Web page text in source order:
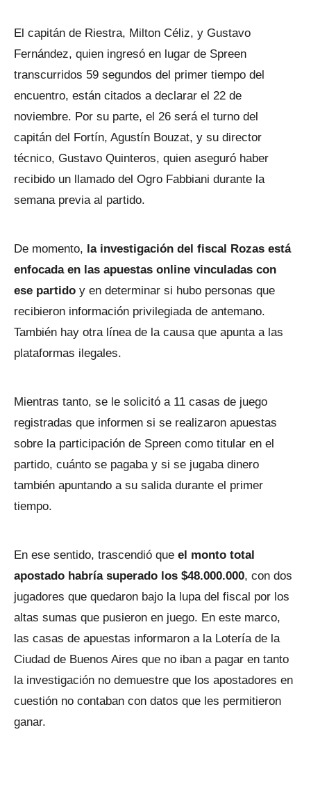
El capitán de Riestra, Milton Céliz, y Gustavo
Fernández, quien ingresó en lugar de Spreen
transcurridos 59 segundos del primer tiempo del
encuentro, están citados a declarar el 22 de
noviembre. Por su parte, el 26 será el turno del
capitán del Fortín, Agustín Bouzat, y su director
técnico, Gustavo Quinteros, quien aseguró haber
recibido un llamado del Ogro Fabbiani durante la
semana previa al partido.
De momento, la investigación del fiscal Rozas está
enfocada en las apuestas online vinculadas con
ese partido y en determinar si hubo personas que
recibieron información privilegiada de antemano.
También hay otra línea de la causa que apunta a las
plataformas ilegales.
Mientras tanto, se le solicitó a 11 casas de juego
registradas que informen si se realizaron apuestas
sobre la participación de Spreen como titular en el
partido, cuánto se pagaba y si se jugaba dinero
también apuntando a su salida durante el primer
tiempo.
En ese sentido, trascendió que el monto total
apostado habría superado los $48.000.000, con dos
jugadores que quedaron bajo la lupa del fiscal por los
altas sumas que pusieron en juego. En este marco,
las casas de apuestas informaron a la Lotería de la
Ciudad de Buenos Aires que no iban a pagar en tanto
la investigación no demuestre que los apostadores en
cuestión no contaban con datos que les permitieron
ganar.